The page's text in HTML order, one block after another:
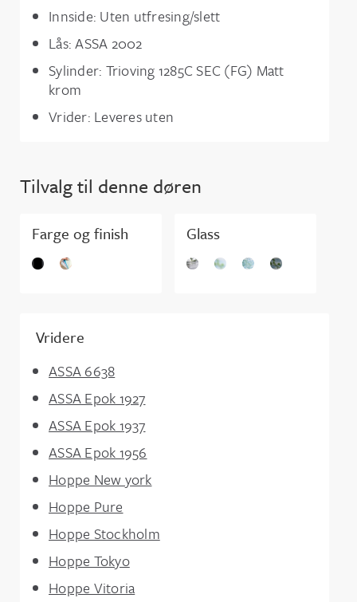
Innside: Uten utfresing/slett
Lås: ASSA 2002
Sylinder: Trioving 1285C SEC (FG) Matt
krom
Vrider: Leveres uten
Tilvalg til denne døren
Farge og finish Glass
Vridere
ASSA 6638
ASSA Epok 1927
ASSA Epok 1937
ASSA Epok 1956
Hoppe New york
Hoppe Pure
Hoppe Stockholm
Hoppe Tokyo
Hoppe Vitoria